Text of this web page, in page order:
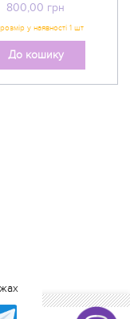
800,00 грн
До кошику